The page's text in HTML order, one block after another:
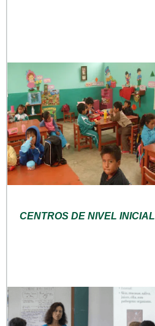
CENTROS DE NIVEL INICIAL